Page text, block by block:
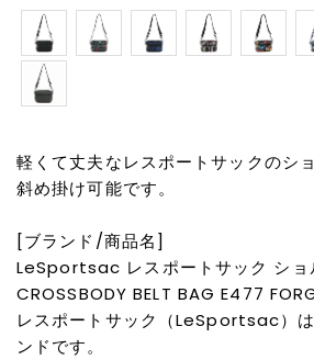
軽くて丈夫なレスポートサックのシ
斜め掛け可能です。
[ブランド/商品名]
LeSportsac レスポートサック ショ
CROSSBODY BELT BAG E477
レスポートサック（LeSportsac）
ンドです。